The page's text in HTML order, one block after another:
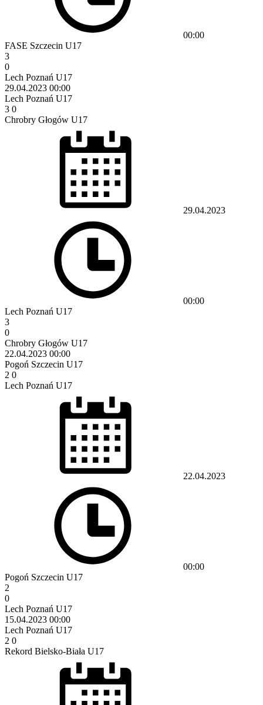
00:00
FASE Szczecin U17
3
0
Lech Poznań U17
29.04.2023 00:00
Lech Poznań U17
3 0
Chrobry Głogów U17
29.04.2023
00:00
Lech Poznań U17
3
0
Chrobry Głogów U17
22.04.2023 00:00
Pogoń Szczecin U17
2 0
Lech Poznań U17
22.04.2023
00:00
Pogoń Szczecin U17
2
0
Lech Poznań U17
15.04.2023 00:00
Lech Poznań U17
2 0
Rekord Bielsko-Biała U17